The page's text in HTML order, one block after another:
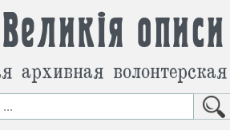
Великія описи
архивная